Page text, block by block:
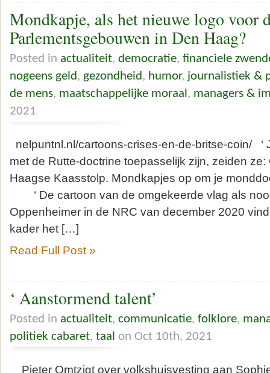
Mondkapje, als het nieuwe logo voor
Parlementsgebouwen in Den Haag?
Posted in actualiteit, democratie, financiele
nogeens geld, gezondheid, humor, journalistiek &
de mens, maatschappelijke moraal , managers &
2021
nelpuntnl.nl/cartoons-crises-en-de-britse-coin/ ‘
met de Rutte-doctrine toepasselijk zijn, zeiden ze:
Haagse Kaasstolp. Mondkapjes op om je
‘ De cartoon van de omgekeerde vlag als
Oppenheimer in de NRC van december 2020
kader het […]
Read Full Post »
‘ Aanstormend talent’
Posted in actualiteit, communicatie, folklore,
politiek cabaret, taal on Oct 10th, 2021
Pieter Omtzigt over volkshuisvesting aan